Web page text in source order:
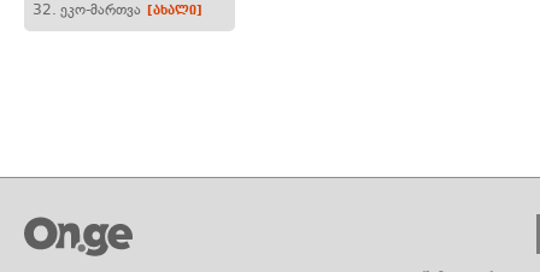
32. ეკო-მართვა [ახალი]